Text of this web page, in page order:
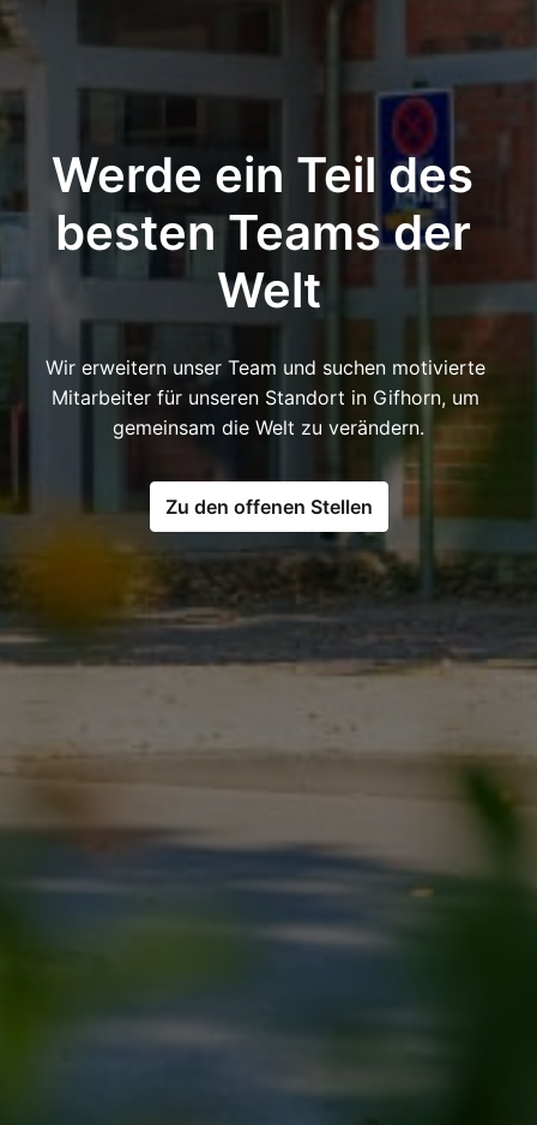
Werde ein Teil des
besten Teams der
Welt
Wir erweitern unser Team und suchen motivierte
Mitarbeiter für unseren Standort in Gifhorn, um
gemeinsam die Welt zu verändern.
Zu den offenen Stellen